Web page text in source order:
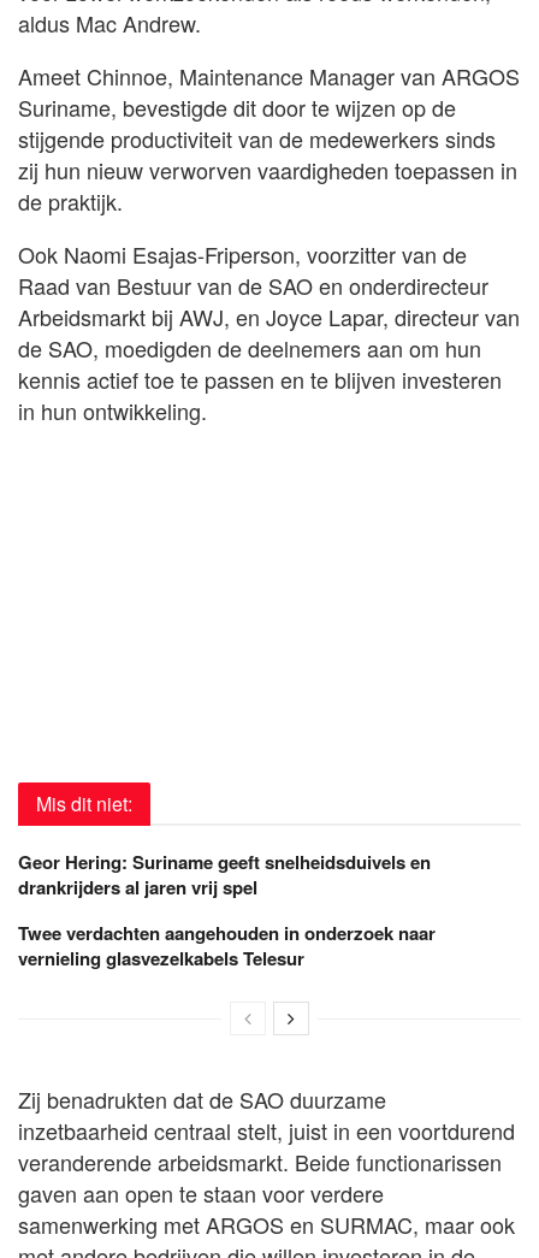
aldus Mac Andrew.
Ameet Chinnoe, Maintenance Manager van ARGOS
Suriname, bevestigde dit door te wijzen op de
stijgende productiviteit van de medewerkers sinds
zij hun nieuw verworven vaardigheden toepassen in
de praktijk.
Ook Naomi Esajas-Friperson, voorzitter van de
Raad van Bestuur van de SAO en onderdirecteur
Arbeidsmarkt bij AWJ, en Joyce Lapar, directeur van
de SAO, moedigden de deelnemers aan om hun
kennis actief toe te passen en te blijven investeren
in hun ontwikkeling.
Mis dit niet:
Geor Hering: Suriname geeft snelheidsduivels en
drankrijders al jaren vrij spel
Twee verdachten aangehouden in onderzoek naar
vernieling glasvezelkabels Telesur
Zij benadrukten dat de SAO duurzame
inzetbaarheid centraal stelt, juist in een voortdurend
veranderende arbeidsmarkt. Beide functionarissen
gaven aan open te staan voor verdere
samenwerking met ARGOS en SURMAC, maar ook